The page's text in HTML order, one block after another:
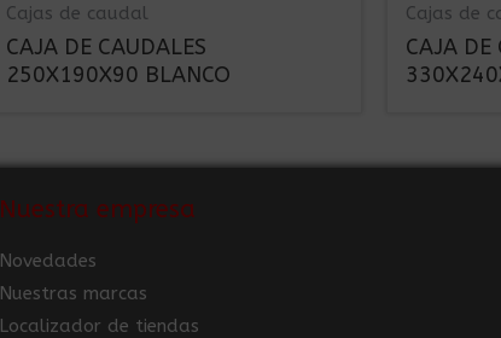
Cajas de caudal
CAJA DE CAUDALES
250X190X90 BLANCO
Cajas de
CAJA DE
Nuestra empresa
Novedades
Nuestras marcas
Localizador de tiendas